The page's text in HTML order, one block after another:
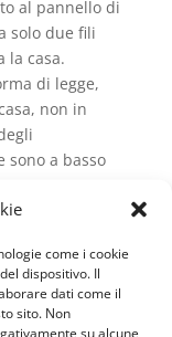
come i cookie
dispositivo. Il
dati come il
sito. Non
su alcune
al pannello di
solo due fili
la casa.
di legge,
non in
sono a basso
creare
contatore.
che si è
o effettuare
il salvavita